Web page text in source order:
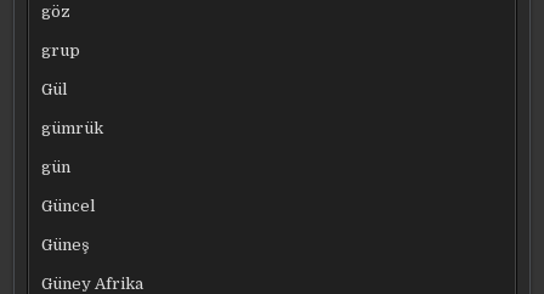
göz
grup
Gül
gümrük
gün
Güncel
Güneş
Güney Afrika